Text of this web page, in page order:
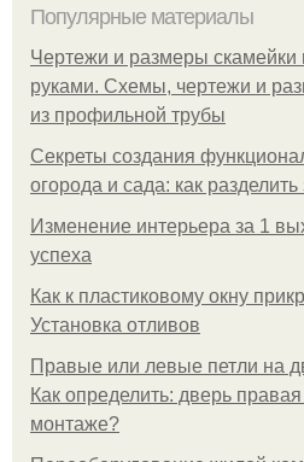
Популярные материалы
Чертежи и размеры скамейки
руками. Схемы, чертежи и
из профильной трубы
Секреты создания
огорода и сада: как
Изменение интерьера за 1
успеха
Как к пластиковому окну
Установка отливов
Правые или левые петли на
Как определить: дверь
монтаже?